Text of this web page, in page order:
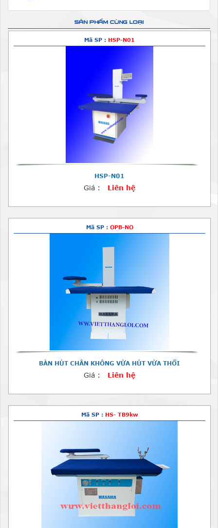
SẢN PHẨM CÙNG LOẠI
Mã SP : HSP-N01
HSP-N01
Giá : Liên hệ
Mã SP : OPB-NO
BÀN HÚT CHÂN KHÔNG VỪA HÚT VỪA THỔI
Giá : Liên hệ
Mã SP : HS- TB9kw